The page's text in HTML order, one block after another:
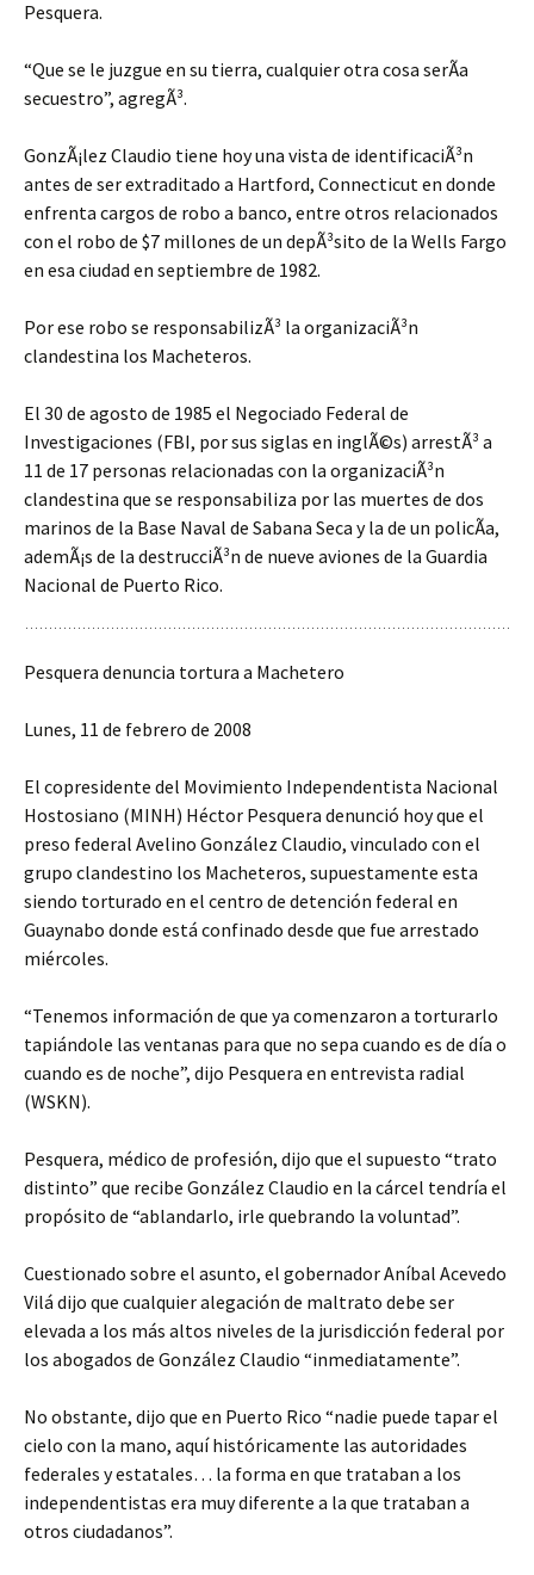
Pesquera.
“Que se le juzgue en su tierra, cualquier otra cosa serÃ­a
secuestro”, agregÃ³.
GonzÃ¡lez Claudio tiene hoy una vista de identificaciÃ³n
antes de ser extraditado a Hartford, Connecticut en donde
enfrenta cargos de robo a banco, entre otros relacionados
con el robo de $7 millones de un depÃ³sito de la Wells Fargo
en esa ciudad en septiembre de 1982.
Por ese robo se responsabilizÃ³ la organizaciÃ³n
clandestina los Macheteros.
El 30 de agosto de 1985 el Negociado Federal de
Investigaciones (FBI, por sus siglas en inglÃ©s) arrestÃ³ a
11 de 17 personas relacionadas con la organizaciÃ³n
clandestina que se responsabiliza por las muertes de dos
marinos de la Base Naval de Sabana Seca y la de un policÃ­a,
ademÃ¡s de la destrucciÃ³n de nueve aviones de la Guardia
Nacional de Puerto Rico.
Pesquera denuncia tortura a Machetero
Lunes, 11 de febrero de 2008
El copresidente del Movimiento Independentista Nacional
Hostosiano (MINH) Héctor Pesquera denunció hoy que el
preso federal Avelino González Claudio, vinculado con el
grupo clandestino los Macheteros, supuestamente esta
siendo torturado en el centro de detención federal en
Guaynabo donde está confinado desde que fue arrestado
miércoles.
“Tenemos información de que ya comenzaron a torturarlo
tapiándole las ventanas para que no sepa cuando es de día o
cuando es de noche”, dijo Pesquera en entrevista radial
(WSKN).
Pesquera, médico de profesión, dijo que el supuesto “trato
distinto” que recibe González Claudio en la cárcel tendría el
propósito de “ablandarlo, irle quebrando la voluntad”.
Cuestionado sobre el asunto, el gobernador Aníbal Acevedo
Vilá dijo que cualquier alegación de maltrato debe ser
elevada a los más altos niveles de la jurisdicción federal por
los abogados de González Claudio “inmediatamente”.
No obstante, dijo que en Puerto Rico “nadie puede tapar el
cielo con la mano, aquí históricamente las autoridades
federales y estatales… la forma en que trataban a los
independentistas era muy diferente a la que trataban a
otros ciudadanos”.